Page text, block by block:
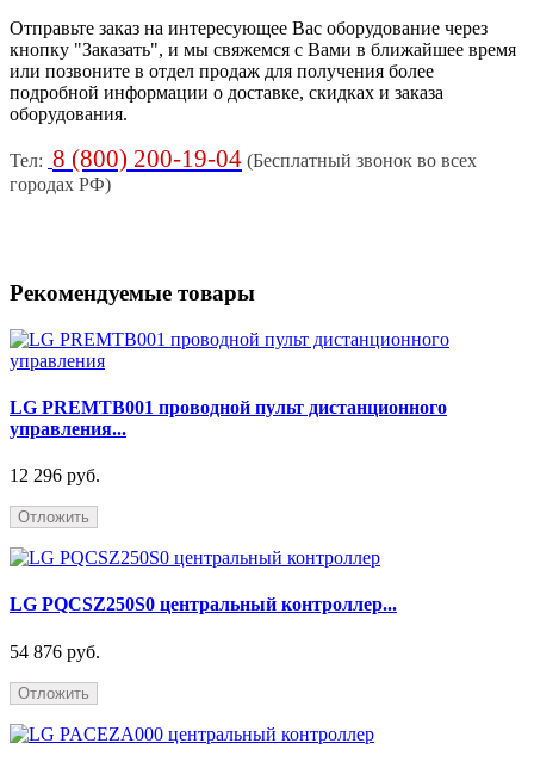
Отправьте заказ на интересующее Вас оборудование через
кнопку "Заказать", и мы свяжемся с Вами в ближайшее время
или позвоните в отдел продаж для получения более
подробной информации о доставке, скидках и заказа
оборудования.
Тел: 8 (800) 200-19-04 (Бесплатный звонок во всех
городах РФ)
Рекомендуемые товары
LG PREMTB001 проводной пульт дистанционного
управления...
12 296 руб.
Отложить
LG PQCSZ250S0 центральный контроллер...
54 876 руб.
Отложить